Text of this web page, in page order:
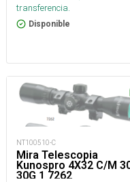
transferencia.
Disponible
NT100510-C
Mira Telescopia
Kunospro 4X32 C/M
30G 1 7262